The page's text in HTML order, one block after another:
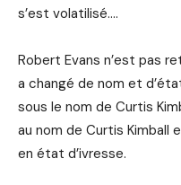
s’est volatilisé….
Robert Evans n’est pas
a changé de nom et
sous le nom de Curtis
au nom de Curtis Kimball
en état d’ivresse.